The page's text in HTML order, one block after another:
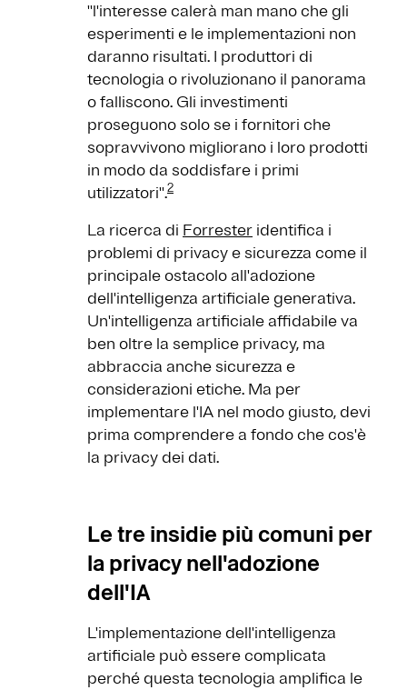
''l'interesse calerà man mano che gli
esperimenti e le implementazioni non
daranno risultati. I produttori di
tecnologia o rivoluzionano il panorama
o falliscono. Gli investimenti
proseguono solo se i fornitori che
sopravvivono migliorano i loro prodotti
in modo da soddisfare i primi
utilizzatori''.2
La ricerca di Forrester identifica i
problemi di privacy e sicurezza come il
principale ostacolo all'adozione
dell'intelligenza artificiale generativa.
Un'intelligenza artificiale affidabile va
ben oltre la semplice privacy, ma
abbraccia anche sicurezza e
considerazioni etiche. Ma per
implementare l'IA nel modo giusto, devi
prima comprendere a fondo che cos'è
la privacy dei dati.
Le tre insidie più comuni per
la privacy nell'adozione
dell'IA
L'implementazione dell'intelligenza
artificiale può essere complicata
perché questa tecnologia amplifica le